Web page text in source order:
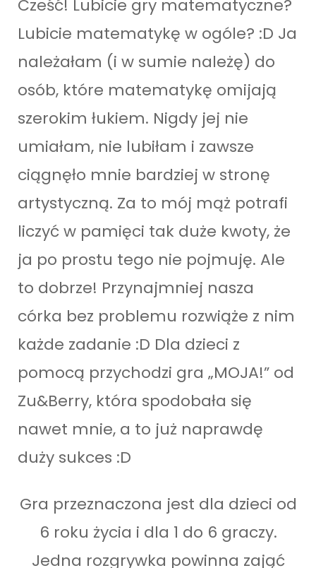
Cześć! Lubicie gry matematyczne?
Lubicie matematykę w ogóle? :D Ja
należałam (i w sumie należę) do
osób, które matematykę omijają
szerokim łukiem. Nigdy jej nie
umiałam, nie lubiłam i zawsze
ciągnęło mnie bardziej w stronę
artystyczną. Za to mój mąż potrafi
liczyć w pamięci tak duże kwoty, że
ja po prostu tego nie pojmuję. Ale
to dobrze! Przynajmniej nasza
córka bez problemu rozwiąże z nim
każde zadanie :D Dla dzieci z
pomocą przychodzi gra „MOJA!” od
Zu&Berry, która spodobała się
nawet mnie, a to już naprawdę
duży sukces :D
Gra przeznaczona jest dla dzieci od
6 roku życia i dla 1 do 6 graczy.
Jedna rozgrywka powinna zająć